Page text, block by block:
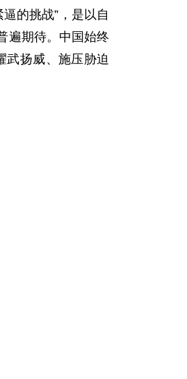
的挑战”，是以自
遍期待。中国始终
武扬威、施压胁迫